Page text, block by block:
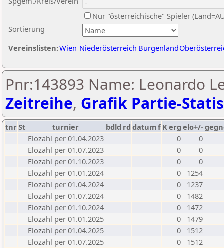
Sortierung
Nur "österreichische" Spieler
Vereinslisten:Wien Niederösterreich Burgenland
Pnr:143893 Name: Leonardo
Zeitreihe, Grafik Partie-
tnrSt turnier bdld rd datumf Kerg elo+/-
Elozahl per 01.04.2023
0
0
Elozahl per 01.07.2023
0
0
Elozahl per 01.10.2023
0
0
Elozahl per 01.01.2024
0
1254
Elozahl per 01.04.2024
0
1237
Elozahl per 01.07.2024
0
1482
Elozahl per 01.10.2024
0
1472
Elozahl per 01.01.2025
0
1479
Elozahl per 01.04.2025
0
1512
Elozahl per 01.07.2025
0
1512